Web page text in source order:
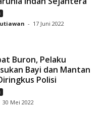
- 17 Juni 2022
Buron, Pelaku
Bayi dan Mantan
Polisi
30 Mei 2022